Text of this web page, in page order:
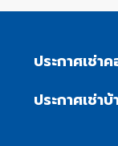
ประกาศเช่า
ประกาศเช่าบ้